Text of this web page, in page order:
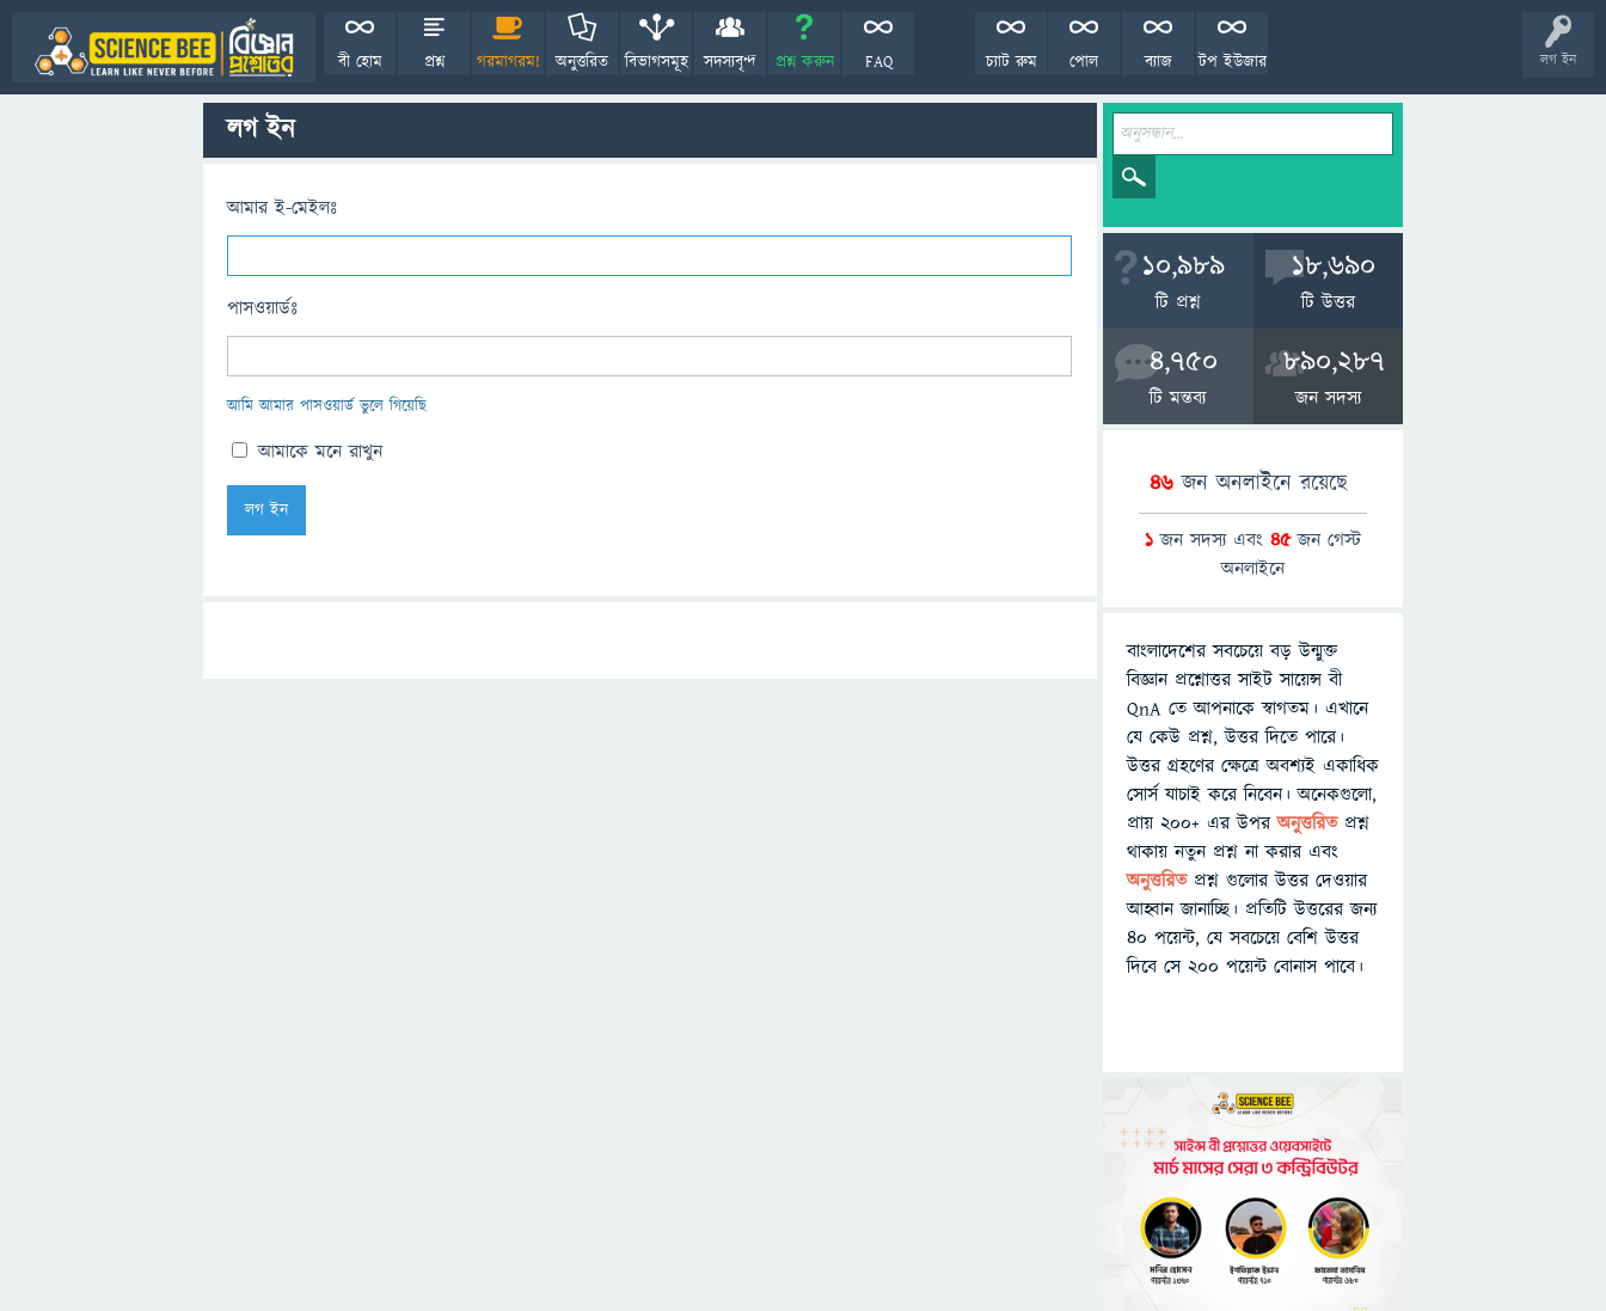
লগ ইন
বী হোম প্রশ্ন গরমাগরম! অনুত্তরিত বিভাগসমূহ সদস্যবৃন্দ প্রশ্ন করুন FAQ টপ ইউজার
ব্যাজ
পোল
চ্যাট রুম
লগ ইন
আমার ই-মেইলঃ
পাসওয়ার্ডঃ
আমি আমার পাসওয়ার্ড ভুলে গিয়েছি
আমাকে মনে রাখুন
10,989
টি প্রশ্ন
18,690
টি উত্তর
4,750
টি মন্তব্য
890,287
জন সদস্য
46জন অনলাইনে রয়েছে
1 জন সদস্য এবং 45জন গেস্ট
অনলাইনে
বাংলাদেশের সবচেয়ে বড় উন্মুক্ত
বিজ্ঞান প্রশ্নোত্তর সাইট সায়েন্স বী
QnA তে আপনাকে স্বাগতম। এখানে
যে কেউ প্রশ্ন, উত্তর দিতে পারে।
উত্তর গ্রহণের ক্ষেত্রে অবশ্যই একাধিক
সোর্স যাচাই করে নিবেন। অনেকগুলো,
প্রায় ২০০+ এর উপরঅনুত্তরিতপ্রশ্ন
থাকায় নতুন প্রশ্ন না করার এবং
অনুত্তরিত প্রশ্ন গুলোর উত্তর দেওয়ার
আহ্বান জানাচ্ছি। প্রতিটি উত্তরের জন্য
৪০ পয়েন্ট, যে সবচেয়ে বেশি উত্তর
দিবে সে ২০০ পয়েন্ট বোনাস পাবে।